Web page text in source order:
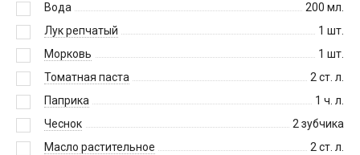
Вода
200 мл.
Лук репчатый
1 шт.
Морковь
1 шт.
Томатная паста
2 ст. л.
Паприка
1 ч. л.
Чеснок
2 зубчика
Масло растительное
2 ст. л.